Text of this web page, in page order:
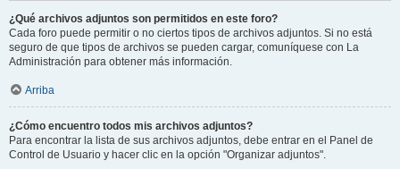
¿Qué archivos adjuntos son permitidos en este foro?
Cada foro puede permitir o no ciertos tipos de archivos adjuntos. Si no está
seguro de que tipos de archivos se pueden cargar, comuníquese con La
Administración para obtener más información.
Arriba
¿Cómo encuentro todos mis archivos adjuntos?
Para encontrar la lista de sus archivos adjuntos, debe entrar en el Panel de
Control de Usuario y hacer clic en la opción "Organizar adjuntos".